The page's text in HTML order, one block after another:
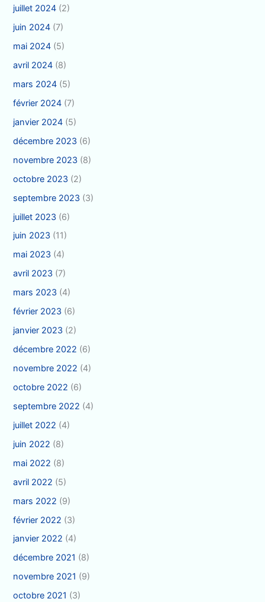
juillet 2024 (2)
juin 2024 (7)
mai 2024 (5)
avril 2024 (8)
mars 2024 (5)
février 2024 (7)
janvier 2024 (5)
décembre 2023 (6)
novembre 2023 (8)
octobre 2023 (2)
septembre 2023 (3)
juillet 2023 (6)
juin 2023 (11)
mai 2023 (4)
avril 2023 (7)
mars 2023 (4)
février 2023 (6)
janvier 2023 (2)
décembre 2022 (6)
novembre 2022 (4)
octobre 2022 (6)
septembre 2022 (4)
juillet 2022 (4)
juin 2022 (8)
mai 2022 (8)
avril 2022 (5)
mars 2022 (9)
février 2022 (3)
janvier 2022 (4)
décembre 2021 (8)
novembre 2021 (9)
octobre 2021 (3)